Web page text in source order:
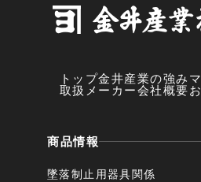
トップ金井産業の強み
取扱メーカー会社概要
商品情報
墜落制止用器具関係